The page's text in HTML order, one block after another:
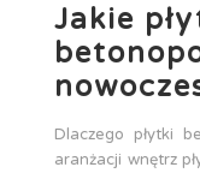
Jakie
Dlaczego płytki
aranżacji wnętrz